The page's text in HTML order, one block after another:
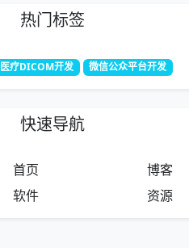
热门标签
医疗DICOM开发 微信公众平台开发
快速导航
首页
博客
软件
资源